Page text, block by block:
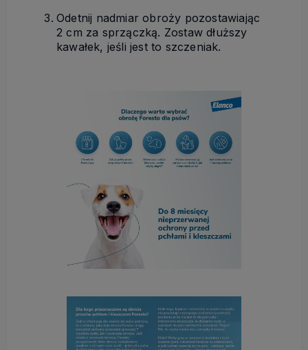
Odetnij nadmiar obroży pozostawiając
2 cm za sprzączką. Zostaw dłuższy
kawałek, jeśli jest to szczeniak.